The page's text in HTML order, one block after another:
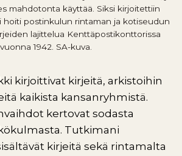
mahdotonta käyttää. Siksi kirjoitettiin
hoiti postinkulun rintaman ja kotiseudun
lajittelua Kenttäpostikonttorissa
vuonna 1942. SA-kuva.
kirjoittivat kirjeitä, arkistoihin
kaikista kansanryhmistä.
kertovat sodasta
Tutkimani
kirjeitä sekä rintamalta